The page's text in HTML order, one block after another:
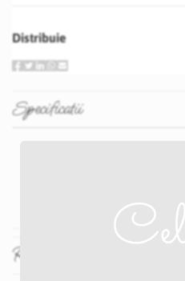
Distribuie
Specificatii
Recenzii